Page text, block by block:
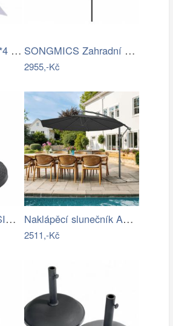
Sluneční plachta 4*4*4 m bílá SONGMICS Zahradní slunečník Lyre šedý
2955,-Kč
Podstavec POLYRESIN 10kg ROJAPLAST Naklápěcí slunečník ASL-E1116 Autronic
2511,-Kč